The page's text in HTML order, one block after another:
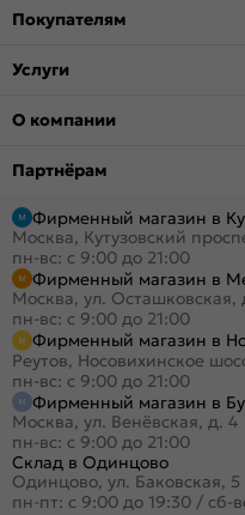
Покупателям
Услуги
О компании
Партнёрам
Фирменный магазин в
Москва, Кутузовский
пн-вс: с 9:00 до 21:00
Фирменный магазин в
Москва, ул. Осташковская,
пн-вс: с 9:00 до 21:00
Фирменный магазин в
Реутов, Носовихинское
пн-вс: с 9:00 до 21:00
Фирменный магазин в
Москва, ул. Венёвская, д. 4
пн-вс: с 9:00 до 21:00
Склад в Одинцово
Одинцово, ул. Баковская, 5
пн-пт: с 9:00 до 19:30 / сб-